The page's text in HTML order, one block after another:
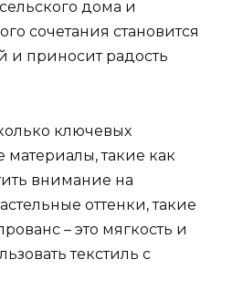
дома и
сочетания становится
и приносит радость
ключевых
материалы, такие как
внимание на
оттенки, такие
– это мягкость и
текстиль с